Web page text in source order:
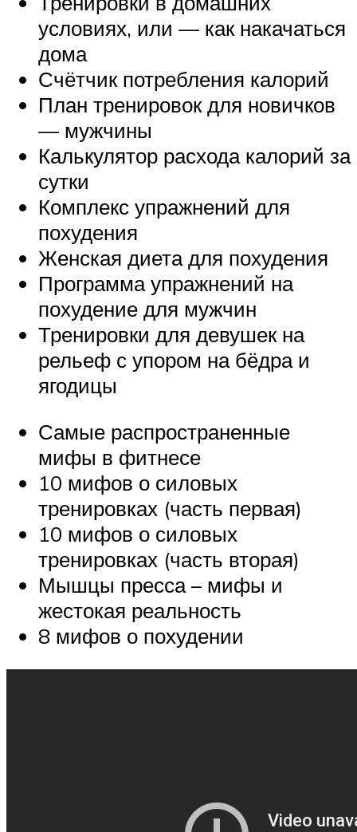
условиях, или — как накачаться
дома
Счётчик потребления калорий
План тренировок для новичков
— мужчины
Калькулятор расхода калорий за
сутки
Комплекс упражнений для
похудения
Женская диета для похудения
Программа упражнений на
похудение для мужчин
Тренировки для девушек на
рельеф с упором на бёдра и
ягодицы
Самые распространенные
мифы в фитнесе
10 мифов о силовых
тренировках (часть первая)
10 мифов о силовых
тренировках (часть вторая)
Мышцы пресса – мифы и
жестокая реальность
8 мифов о похудении